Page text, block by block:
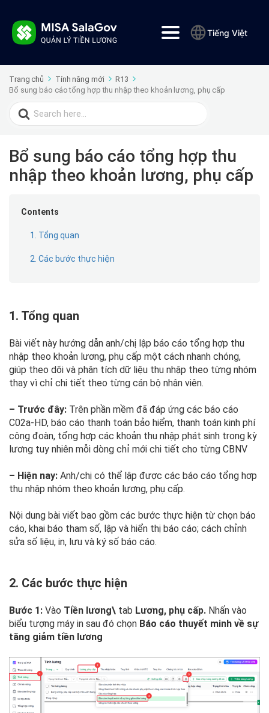
Tiếng Việt
Trang chủ Tính năng mới
R13
Bổ sung báo cáo tổng hợp thu nhập theo khoản lương, phụ cấp
Search
for:
Bổ sung báo cáo tổng hợp thu
nhập theo khoản lương, phụ cấp
Contents
1. Tổng quan
2. Các bước thực hiện
1. Tổng quan
Bài viết này hướng dẫn anh/chị lập báo cáo tổng hợp thu
nhập theo khoản lương, phụ cấp một cách nhanh chóng,
giúp theo dõi và phân tích dữ liệu thu nhập theo từng nhóm
thay vì chỉ chi tiết theo từng cán bộ nhân viên.
– Trước đây: Trên phần mềm đã đáp ứng các báo cáo
C02a-HD, báo cáo thanh toán bảo hiểm, thanh toán kinh phí
công đoàn, tổng hợp các khoản thu nhập phát sinh trong kỳ
lương tuy nhiên mỗi dòng chỉ mới chi tiết cho từng CBNV
– Hiện nay: Anh/chị có thể lập được các báo cáo tổng hơp
thu nhập nhóm theo khoản lương, phụ cấp.
Nội dung bài viết bao gồm các bước thực hiện từ chọn báo
cáo, khai báo tham số, lập và hiển thị báo cáo; cách chỉnh
sửa số liệu, in, lưu và ký số báo cáo.
2. Các bước thực hiện
Bước 1: Vào Tiền lương\ tab Lương, phụ cấp. Nhấn vào
biểu tượng máy in sau đó chọn Báo cáo thuyết minh về sự
tăng giảm tiền lương